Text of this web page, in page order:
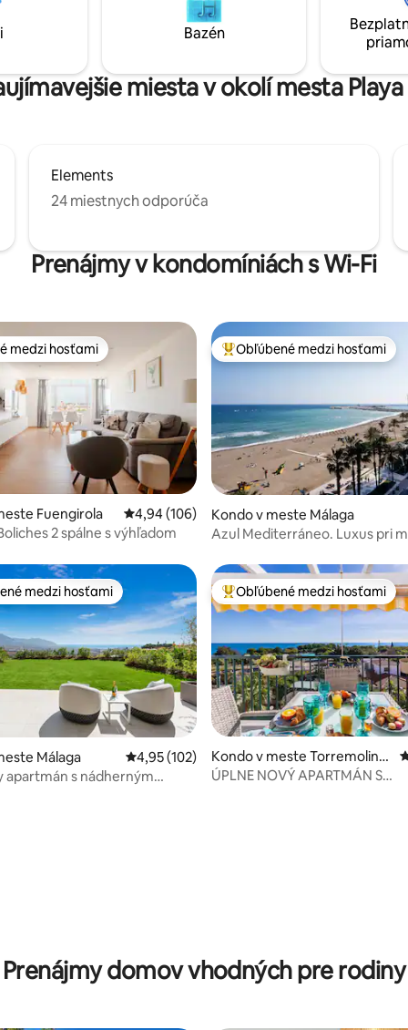
lístok. Bezplatný kyvadlový
pred domom a
na pláž, do supermarketu, na
vchodu je krátky, ale pomerne
kopec.
Bazén
miesta v okolí mesta
Elements
24 miestnych odporúča
Prenájmy v kondomíniách s Wi-Fi
z 5, počet hodnotení: 111
medzi hosťami
medzi hosťami
Fuengirola Priemerné ohodnotenie 4,94 z 5, počet
4,94 (106)
2 spálne s výhľadom
Najobľúbenejšie medzi hosťami
Obľúbené medzi hosťami
Kondo v meste Málaga
Azul Mediterráneo. Luxus pri
4,9 z 5, počet hodnotení: 173
medzi hosťami
medzi hosťami
Málaga Priemerné ohodnotenie 4,95 z 5, počet
4,95 (102)
apartmán s nádherným
Najobľúbenejšie medzi hosťami
Obľúbené medzi hosťami
Kondo v meste Torremolino
s
ÚPLNE NOVÝ APARTMÁN S
Prenájmy domov vhodných pre rodiny